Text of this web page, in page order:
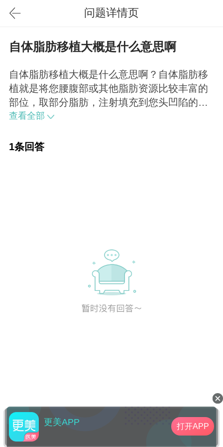
问题详情页
自体脂肪移植大概是什么意思啊
自体脂肪移植大概是什么意思啊？自体脂肪移
植就是将您腰腹部或其他脂肪资源比较丰富的
部位，取部分脂肪，注射填充到您头凹陷的部
位。
查看全部
1条回答
更美APP 打开APP